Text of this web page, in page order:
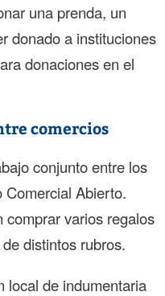
una prenda, un
donado a instituciones
donaciones en el
comercios
conjunto entre los
Comercial Abierto.
comprar varios regalos
distintos rubros.
local de indumentaria